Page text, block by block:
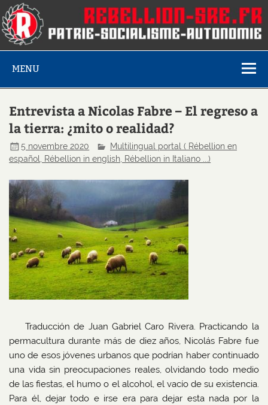
MENU
Entrevista a Nicolas Fabre – El regreso a
la tierra: ¿mito o realidad?
5 novembre 2020
Multilingual portal ( Rébellion en
español, Rébellion in english, Rébellion in Italiano ...)
Traducción de Juan Gabriel Caro Rivera. Practicando la
permacultura durante más de diez años, Nicolás Fabre fue
uno de esos jóvenes urbanos que podrían haber continuado
una vida sin preocupaciones reales, olvidando todo medio
de las fiestas, el humo o el alcohol, el vacío de su existencia.
Para él, dejar todo e irse era para dejar esta nada por la